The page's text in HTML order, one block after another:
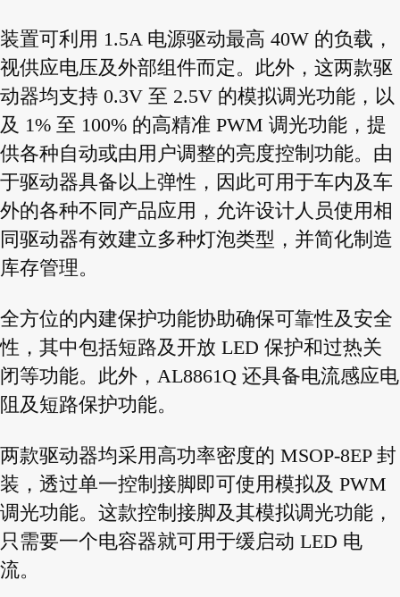
装置可利用 1.5A 电源驱动最高 40W 的负载，
视供应电压及外部组件而定。此外，这两款驱
动器均支持 0.3V 至 2.5V 的模拟调光功能，以
及 1% 至 100% 的高精准 PWM 调光功能，提
供各种自动或由用户调整的亮度控制功能。由
于驱动器具备以上弹性，因此可用于车内及车
外的各种不同产品应用，允许设计人员使用相
同驱动器有效建立多种灯泡类型，并简化制造
库存管理。
全方位的内建保护功能协助确保可靠性及安全
性，其中包括短路及开放 LED 保护和过热关
闭等功能。此外，AL8861Q 还具备电流感应电
阻及短路保护功能。
两款驱动器均采用高功率密度的 MSOP-8EP 封
装，透过单一控制接脚即可使用模拟及 PWM
调光功能。这款控制接脚及其模拟调光功能，
只需要一个电容器就可用于缓启动 LED 电
流。